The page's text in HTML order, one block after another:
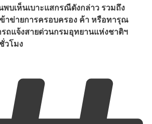
บเห็นเบาะแสกรณีดังกล่าว รวมถึง
าข่ายการครอบครอง ค้า หรือทารุณ
ถแจ้งสายด่วนกรมอุทยานแห่งชาติฯ
วโมง